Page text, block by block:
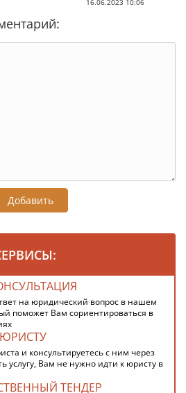
16.06.2023 10:06
Добавить
на юридический вопрос в нашем
поможет Вам сориентироваться в
и консультируетесь с ним через
услугу, Вам не нужно идти к юристу в
ТЕНДЕР